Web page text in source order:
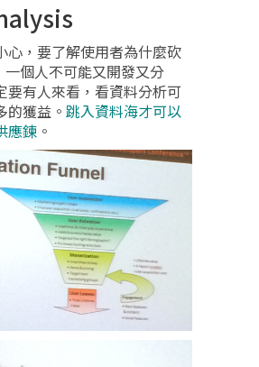
心，要了解使用者為什麼砍
一個人不可能又開發又分
要有人來看，看資料分析可
的獲益。 跳入資料海才可以
應鍊 。